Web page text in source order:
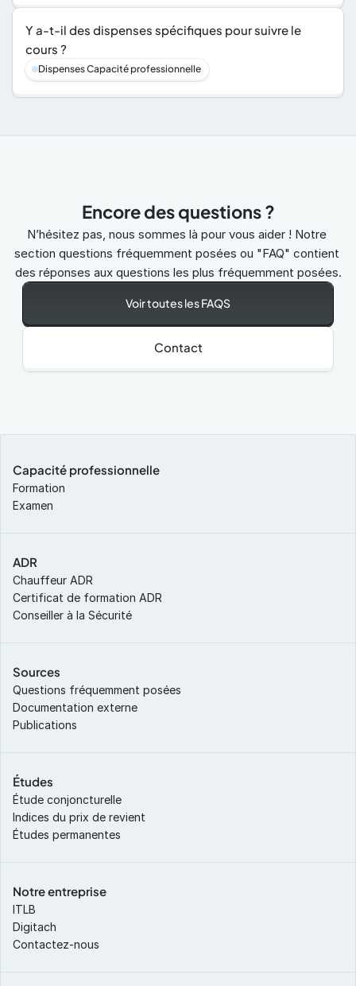
Y a-t-il des dispenses spécifiques pour suivre le
cours ?
Dispenses Capacité professionnelle
Encore des questions ?
N’hésitez pas, nous sommes là pour vous aider ! Notre
section questions fréquemment posées ou "FAQ" contient
des réponses aux questions les plus fréquemment posées.
Voir toutes les FAQS
Contact
Capacité professionnelle
Formation
Examen
ADR
Chauffeur ADR
Certificat de formation ADR
Conseiller à la Sécurité
Sources
Questions fréquemment posées
Documentation externe
Publications
Études
Étude conjoncturelle
Indices du prix de revient
Études permanentes
Notre entreprise
ITLB
Digitach
Contactez-nous